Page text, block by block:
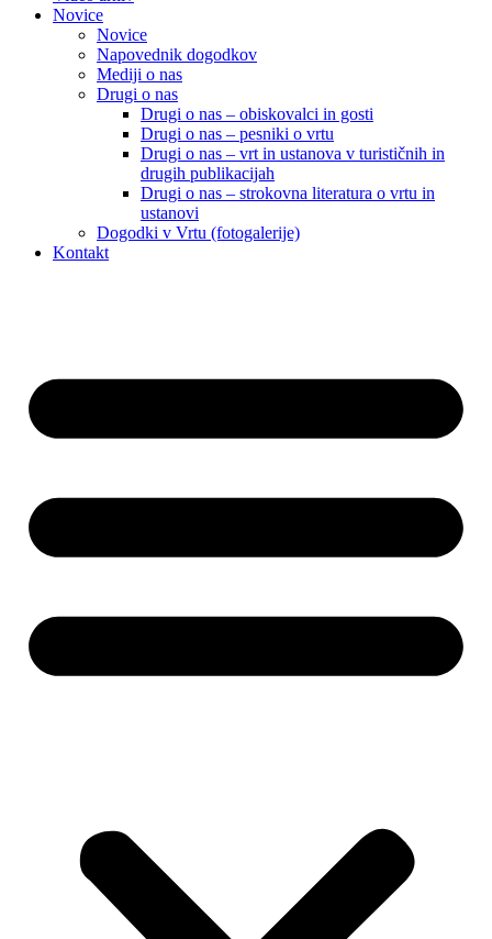
Novice
Novice
Napovednik dogodkov
Mediji o nas
Drugi o nas
Drugi o nas – obiskovalci in gosti
Drugi o nas – pesniki o vrtu
Drugi o nas – vrt in ustanova v turističnih in
drugih publikacijah
Drugi o nas – strokovna literatura o vrtu in
ustanovi
Dogodki v Vrtu (fotogalerije)
Kontakt